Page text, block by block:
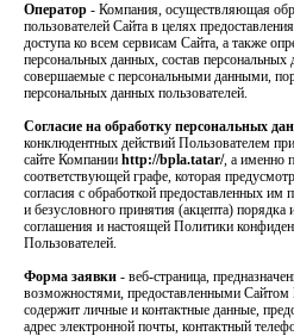
Оператор - Компания, осуществляющая
пользователей Сайта в целях
доступа ко всем сервисам Сайта, а также
персональных данных, состав
совершаемые с персональными данными,
персональных данных пользователей.
Согласие на обработку персональных
конклюдентных действий Пользователем
сайте Компании http://bpla.tatar/, а именно
соответствующей графе, которая
согласия с обработкой предоставленных
и безусловного принятия (акцепта) порядка
соглашения и настоящей Политики
Пользователей.
Форма заявки - веб-страница,
возможностями, предоставленными
содержит личные и контактные данные,
адрес электронной почты, контактный